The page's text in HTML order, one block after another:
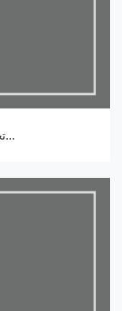
تحقيق المقولة في حدوث اله...